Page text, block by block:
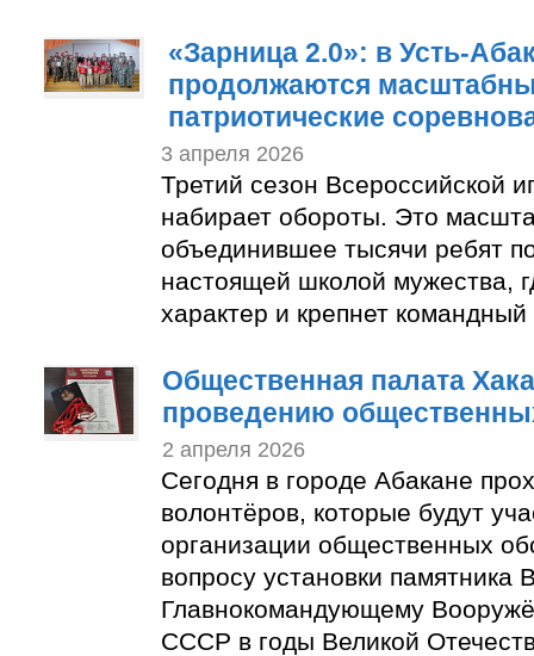
«Зарница 2.0»: в Усть-
продолжаются
патриотические
3 апреля 2026
Третий сезон Всероссийской
набирает обороты. Это
объединившее тысячи ребят
настоящей школой мужества,
характер и крепнет командный
Общественная палата
проведению
2 апреля 2026
Сегодня в городе Абакане
волонтёров, которые будут
организации общественных
вопросу установки памятника
Главнокомандующему
СССР в годы Великой